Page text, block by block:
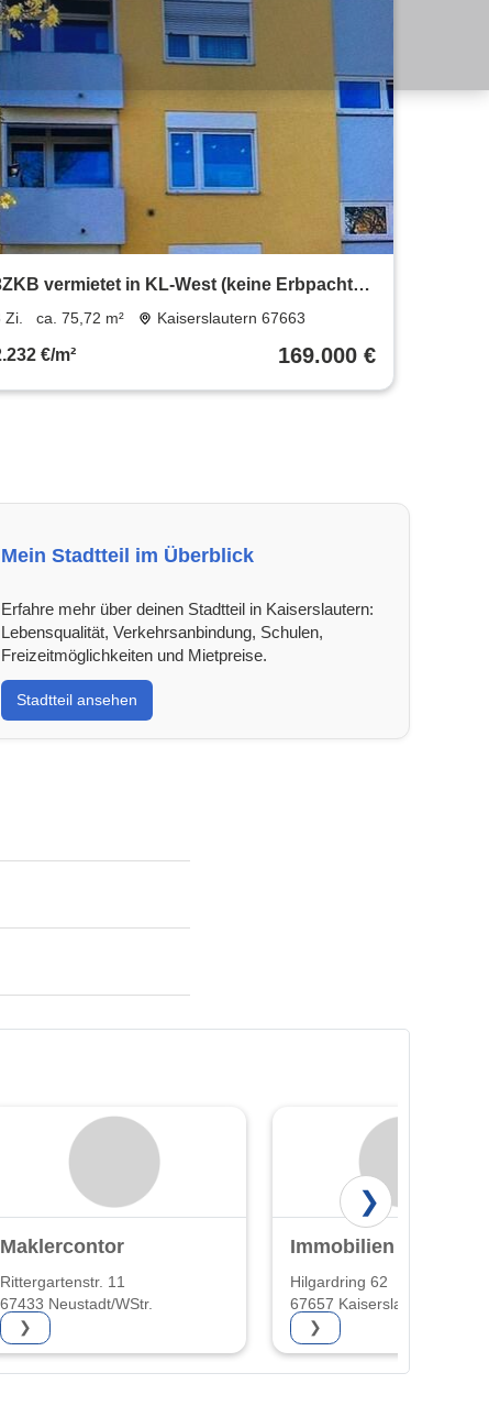
vermietet in KL-West (keine Erbpacht)
verkaufen von priv.
Zi. ca. 75,72 m² Kaiserslautern 67663
€/m² 169.000 €
Mein Stadtteil im Überblick
Erfahre mehr über deinen Stadtteil in Kaiserslautern:
Lebensqualität, Verkehrsanbindung, Schulen,
Freizeitmöglichkeiten und Mietpreise.
Stadtteil ansehen
Maklercontor
Rittergartenstr. 11
67433 Neustadt/WStr.
❯
Immobilien Würtz
Hilgardring 62
67657 Kaiserslautern
❯
❯